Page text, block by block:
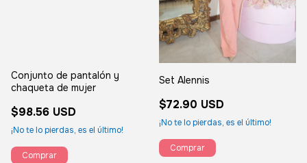
Conjunto de pantalón y
chaqueta de mujer
$98.56 USD
¡No te lo pierdas, es el último!
Comprar
Set Alennis
$72.90 USD
¡No te lo pierdas, es el último!
Comprar